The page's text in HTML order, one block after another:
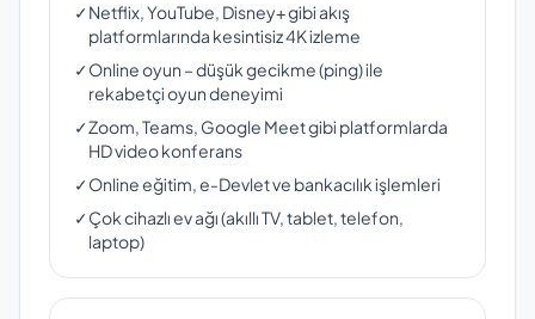
✓Netflix, YouTube, Disney+ gibi akış
platformlarında kesintisiz 4K izleme
✓Online oyun – düşük gecikme (ping) ile
rekabetçi oyun deneyimi
✓Zoom, Teams, Google Meet gibi platformlarda
HD video konferans
✓Online eğitim, e-Devlet ve bankacılık işlemleri
✓Çok cihazlı ev ağı (akıllı TV, tablet, telefon,
laptop)